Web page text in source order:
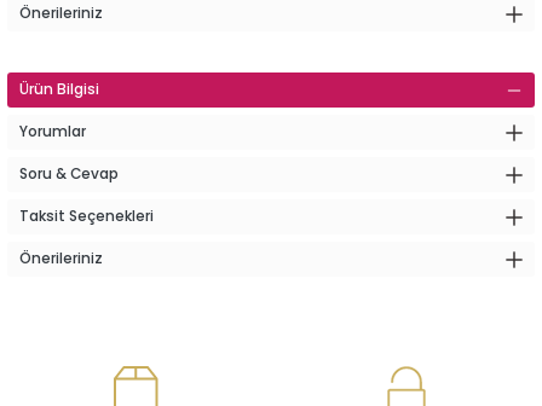
Önerileriniz
Ürün Bilgisi
Yorumlar
Soru & Cevap
Taksit Seçenekleri
Önerileriniz